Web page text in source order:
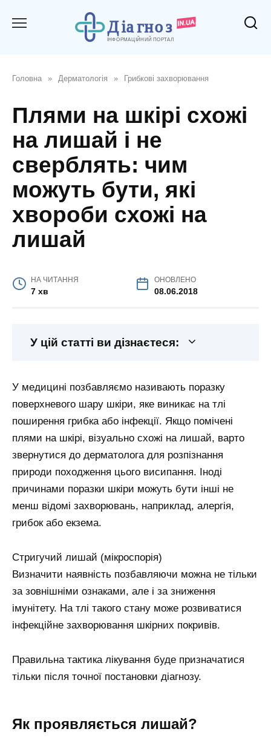
Головна » Дерматологія » Грибкові захворювання
Плями на шкірі схожі
на лишай і не
сверблять: чим
можуть бути, які
хвороби схожі на
лишай
НА ЧИТАННЯ
7 хв
ОНОВЛЕНО
08.06.2018
У цій статті ви дізнаєтеся:
У медицині позбавляємо називають поразку
поверхневого шару шкіри, яке виникає на тлі
поширення грибка або інфекції. Якщо помічені
плями на шкірі, візуально схожі на лишай, варто
звернутися до дерматолога для розпізнання
природи походження цього висипання. Іноді
причинами поразки шкіри можуть бути інші не
менш відомі захворювань, наприклад, алергія,
грибок або екзема.
Стригучий лишай (мікроспорія)
Визначити наявність позбавляючи можна не тільки
за зовнішніми ознаками, але і за зниження
імунітету. На тлі такого стану може розвиватися
інфекційне захворювання шкірних покривів.
Правильна тактика лікування буде призначатися
тільки після точної постановки діагнозу.
Як проявляється лишай?